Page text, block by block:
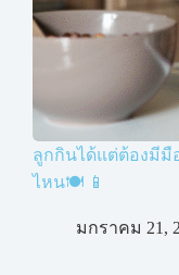
ลูกกินได้แต่ต้องมีมื
ไหน🍽️ 📱
มกราคม 21,